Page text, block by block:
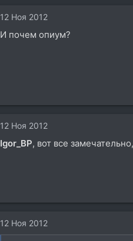
12 Ноя 2012
И почем опиум?
12 Ноя 2012
Igor_BP, вот все
12 Ноя 2012